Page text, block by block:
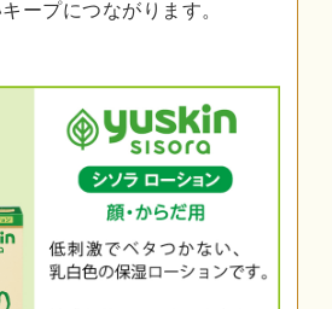
ープにつながります。